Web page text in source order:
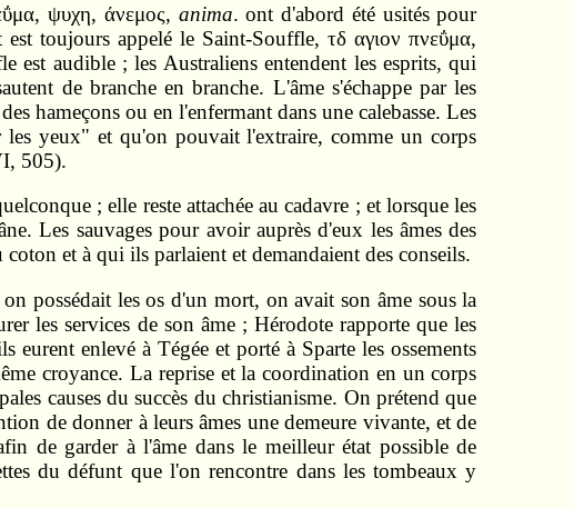
ψυχη, άνεμος, anima. ont d'abord été usités pour
toujours appelé le Saint-Souffle, τδ αγιον πνεΰμα,
audible ; les Australiens entendent les esprits, qui
de branche en branche. L'âme s'échappe par les
hameçons ou en l'enfermant dans une calebasse. Les
les yeux" et qu'on pouvait l'extraire, comme un corps
505).
; elle reste attachée au cadavre ; et lorsque les
Les sauvages pour avoir auprès d'eux les âmes des
et à qui ils parlaient et demandaient des conseils.
possédait les os d'un mort, on avait son âme sous la
les services de son âme ; Hérodote rapporte que les
enlevé à Tégée et porté à Sparte les ossements
croyance. La reprise et la coordination en un corps
causes du succès du chris­tianisme. On prétend que
de donner à leurs âmes une demeure vivante, et de
de garder à l'âme dans le meilleur état possible de
du défunt que l'on rencontre dans les tombeaux y